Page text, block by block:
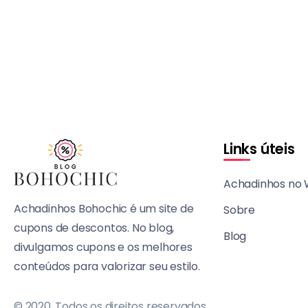
Achadinhos Bohochic é um site de
cupons de descontos. No blog,
divulgamos cupons e os melhores
conteúdos para valorizar seu estilo.
Links úteis
Achadinhos no
Sobre
Blog